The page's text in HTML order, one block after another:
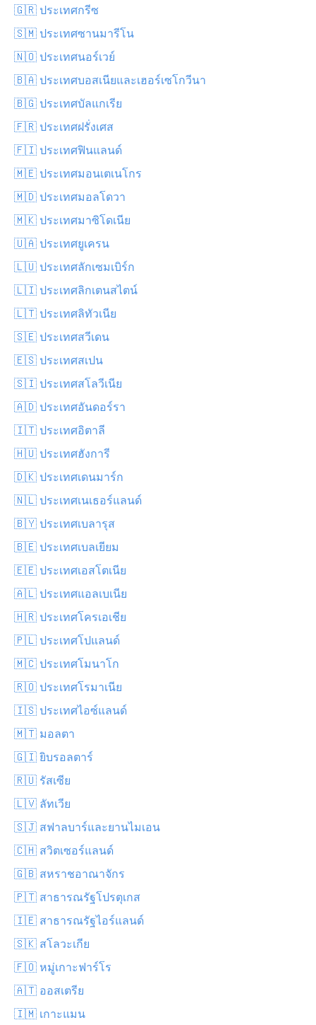
🇬🇷 ประเทศกรีซ
🇸🇲 ประเทศซานมารีโน
🇳🇴 ประเทศนอร์เวย์
🇧🇦 ประเทศบอสเนียและเฮอร์เซโกวีนา
🇧🇬 ประเทศบัลแกเรีย
🇫🇷 ประเทศฝรั่งเศส
🇫🇮 ประเทศฟินแลนด์
🇲🇪 ประเทศมอนเตเนโกร
🇲🇩 ประเทศมอลโดวา
🇲🇰 ประเทศมาซิโดเนีย
🇺🇦 ประเทศยูเครน
🇱🇺 ประเทศลักเซมเบิร์ก
🇱🇮 ประเทศลิกเตนสไตน์
🇱🇹 ประเทศลิทัวเนีย
🇸🇪 ประเทศสวีเดน
🇪🇸 ประเทศสเปน
🇸🇮 ประเทศสโลวีเนีย
🇦🇩 ประเทศอันดอร์รา
🇮🇹 ประเทศอิตาลี
🇭🇺 ประเทศฮังการี
🇩🇰 ประเทศเดนมาร์ก
🇳🇱 ประเทศเนเธอร์แลนด์
🇧🇾 ประเทศเบลารุส
🇧🇪 ประเทศเบลเยียม
🇪🇪 ประเทศเอสโตเนีย
🇦🇱 ประเทศแอลเบเนีย
🇭🇷 ประเทศโครเอเชีย
🇵🇱 ประเทศโปแลนด์
🇲🇨 ประเทศโมนาโก
🇷🇴 ประเทศโรมาเนีย
🇮🇸 ประเทศไอซ์แลนด์
🇲🇹 มอลตา
🇬🇮 ยิบรอลตาร์
🇷🇺 รัสเซีย
🇱🇻 ลัทเวีย
🇸🇯 สฟาลบาร์และยานไมเอน
🇨🇭 สวิตเซอร์แลนด์
🇬🇧 สหราชอาณาจักร
🇵🇹 สาธารณรัฐโปรตุเกส
🇮🇪 สาธารณรัฐไอร์แลนด์
🇸🇰 สโลวะเกีย
🇫🇴 หมู่เกาะฟาร์โร
🇦🇹 ออสเตรีย
🇮🇲 เกาะแมน